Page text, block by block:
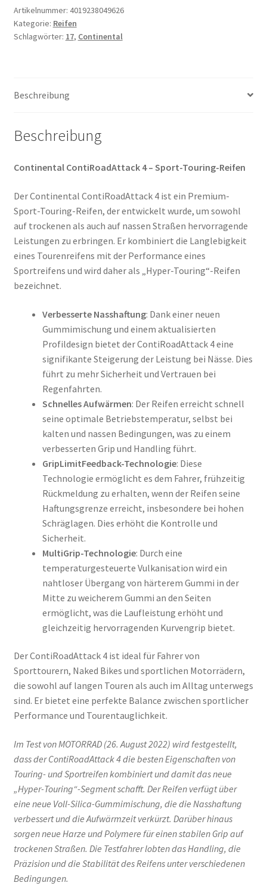
ZR
17
(69W)
Artikelnummer: 4019238049626
Kategorie: Reifen
Schlagwörter: 17, Continental
Beschreibung
Beschreibung
Continental ContiRoadAttack 4 – Sport-Touring-Reifen
Der Continental ContiRoadAttack 4 ist ein Premium-
Sport-Touring-Reifen, der entwickelt wurde, um sowohl
auf trockenen als auch auf nassen Straßen hervorragende
Leistungen zu erbringen. Er kombiniert die Langlebigkeit
eines Tourenreifens mit der Performance eines
Sportreifens und wird daher als „Hyper-Touring“-Reifen
bezeichnet.
Verbesserte Nasshaftung: Dank einer neuen
Gummimischung und einem aktualisierten
Profildesign bietet der ContiRoadAttack 4 eine
signifikante Steigerung der Leistung bei Nässe. Dies
führt zu mehr Sicherheit und Vertrauen bei
Regenfahrten.
Schnelles Aufwärmen: Der Reifen erreicht schnell
seine optimale Betriebstemperatur, selbst bei
kalten und nassen Bedingungen, was zu einem
verbesserten Grip und Handling führt.
GripLimitFeedback-Technologie: Diese
Technologie ermöglicht es dem Fahrer, frühzeitig
Rückmeldung zu erhalten, wenn der Reifen seine
Haftungsgrenze erreicht, insbesondere bei hohen
Schräglagen. Dies erhöht die Kontrolle und
Sicherheit.
MultiGrip-Technologie: Durch eine
temperaturgesteuerte Vulkanisation wird ein
nahtloser Übergang von härterem Gummi in der
Mitte zu weicherem Gummi an den Seiten
ermöglicht, was die Laufleistung erhöht und
gleichzeitig hervorragenden Kurvengrip bietet.
Der ContiRoadAttack 4 ist ideal für Fahrer von
Sporttourern, Naked Bikes und sportlichen Motorrädern,
die sowohl auf langen Touren als auch im Alltag unterwegs
sind. Er bietet eine perfekte Balance zwischen sportlicher
Performance und Tourentauglichkeit.
Im Test von MOTORRAD (26. August 2022) wird festgestellt,
dass der ContiRoadAttack 4 die besten Eigenschaften von
Touring- und Sportreifen kombiniert und damit das neue
„Hyper-Touring“-Segment schafft. Der Reifen verfügt über
eine neue Voll-Silica-Gummimischung, die die Nasshaftung
verbessert und die Aufwärmzeit verkürzt. Darüber hinaus
sorgen neue Harze und Polymere für einen stabilen Grip auf
trockenen Straßen. Die Testfahrer lobten das Handling, die
Präzision und die Stabilität des Reifens unter verschiedenen
Bedingungen.